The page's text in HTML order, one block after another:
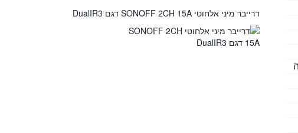
דרייבר מיני אלחוטי SONOFF 2CH 15A דגם DualIR3